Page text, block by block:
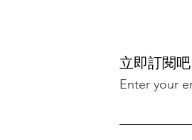
立即訂閱
Enter your